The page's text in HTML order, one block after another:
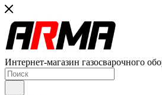
Интернет-магазин газосварочного